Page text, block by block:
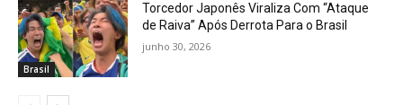
Brasil
Torcedor Japonês Viraliza Com “Ataque
de Raiva” Após Derrota Para o Brasil
junho 30, 2026